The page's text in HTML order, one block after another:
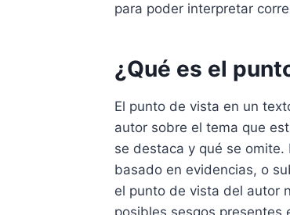
para poder interpretar
¿Qué es el
El punto de vista en un
autor sobre el tema que
se destaca y qué se
basado en evidencias, o
el punto de vista del autor